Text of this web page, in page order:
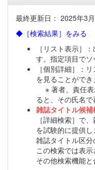
最終更新日： 2025年3
◆［検索結果］をみる
［リスト表示］
す。指定項目でソ
［個別詳細］：
を見ることができ
※ 著者、責任表
ると、その氏名で
雑誌タイトル候
［詳細検索］で
を試験的に提供し
雑誌タイトル区分
この検索では表示
その他検索機能と